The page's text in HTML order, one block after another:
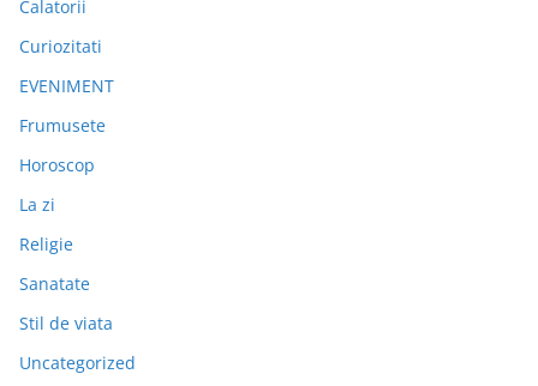
Calatorii
Curiozitati
EVENIMENT
Frumusete
Horoscop
La zi
Religie
Sanatate
Stil de viata
Uncategorized